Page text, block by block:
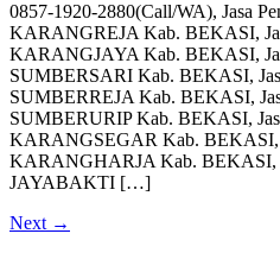
0857-1920-2880(Call/WA), Jasa
KARANGREJA Kab. BEKASI,
KARANGJAYA Kab. BEKASI,
SUMBERSARI Kab. BEKASI,
SUMBERREJA Kab. BEKASI,
SUMBERURIP Kab. BEKASI,
KARANGSEGAR Kab. BEKASI,
KARANGHARJA Kab. BEKASI,
JAYABAKTI […]
Next →